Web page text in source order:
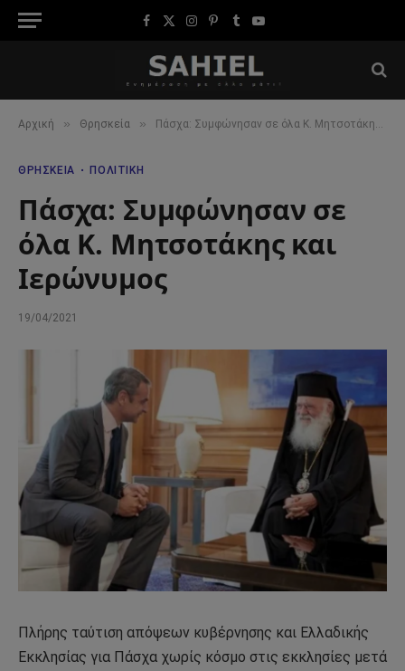
Facebook
X
Instagram
Pinterest
TumblrYouTube
Αρχική » Θρησκεία » Πάσχα: Συμφώνησαν σε όλα Κ. Μητσοτάκης και Ιερώνυμος
ΘΡΗΣΚΕΊΑ ΠΟΛΙΤΙΚΉ
Πάσχα: Συμφώνησαν σε
όλα Κ. Μητσοτάκης και
Ιερώνυμος
19/04/2021
Πλήρης ταύτιση απόψεων κυβέρνησης και Ελλαδικής
Εκκλησίας για Πάσχα χωρίς κόσμο στις εκκλησίες μετά